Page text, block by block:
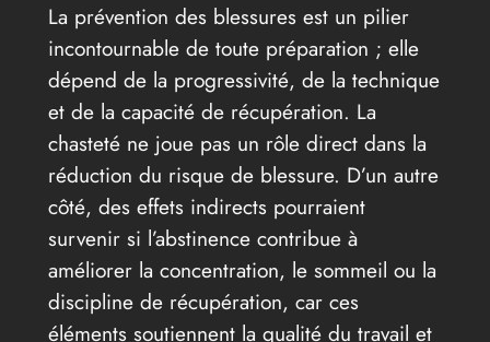
La prévention des blessures est un pilier
incontournable de toute préparation ; elle
dépend de la progressivité, de la technique
et de la capacité de récupération. La
chasteté ne joue pas un rôle direct dans la
réduction du risque de blessure. D’un autre
côté, des effets indirects pourraient
survenir si l’abstinence contribue à
améliorer la concentration, le sommeil ou la
discipline de récupération, car ces
éléments soutiennent la qualité du travail et